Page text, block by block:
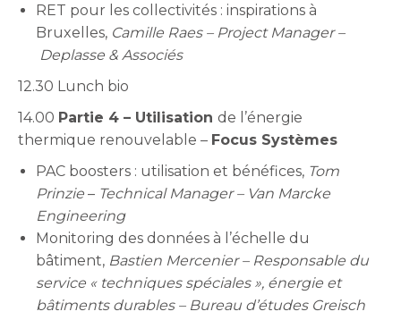
RET pour les collectivités : inspirations à
Bruxelles, Camille Raes – Project Manager –
Deplasse & Associés
12.30 Lunch bio
14.00 Partie 4 – Utilisation de l’énergie
thermique renouvelable – Focus Systèmes
PAC boosters : utilisation et bénéfices, Tom
Prinzie – Technical Manager – Van Marcke
Engineering
Monitoring des données à l’échelle du
bâtiment, Bastien Mercenier – Responsable du
service « techniques spéciales », énergie et
bâtiments durables – Bureau d’études Greisch